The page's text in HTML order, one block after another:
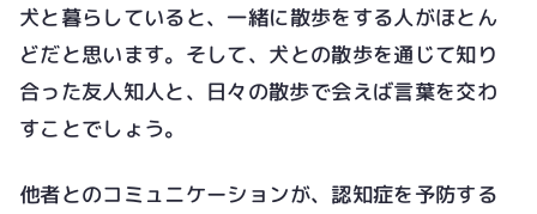
犬と暮らしていると、一緒に散歩をする人がほとん
どだと思います。そして、犬との散歩を通じて知り
合った友人知人と、日々の散歩で会えば言葉を交わ
すことでしょう。
他者とのコミュニケーションが、認知症を予防する